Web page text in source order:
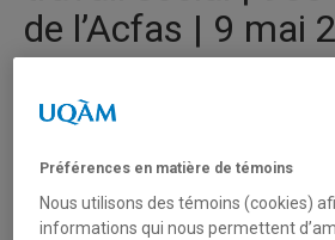
de l’Acfas | 9 mai
savoirs pour un monde durable »,
Centr’ERE organisent et prennent
scientifiques.
Préférences en matière de témoins
Nous utilisons des témoins (cookies)
informations qui nous permettent